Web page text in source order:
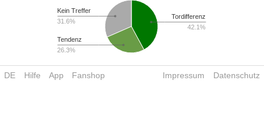
Tordifferenz
42.1%
Tendenz
26.3%
Kein Treffer
31.6%
DE Hilfe App Fanshop Impressum Datenschutz